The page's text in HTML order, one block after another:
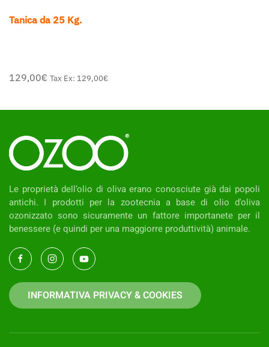
Tanica da 25 Kg.
129,00‎€ Tax Ex: 129,00‎€
Le proprietà dell’olio di oliva erano conosciute già dai popoli
antichi. I prodotti per la zootecnia a base di olio d'oliva
ozonizzato sono sicuramente un fattore importanete per il
benessere (e quindi per una maggiorre produttività) animale.
INFORMATIVA PRIVACY & COOKIES